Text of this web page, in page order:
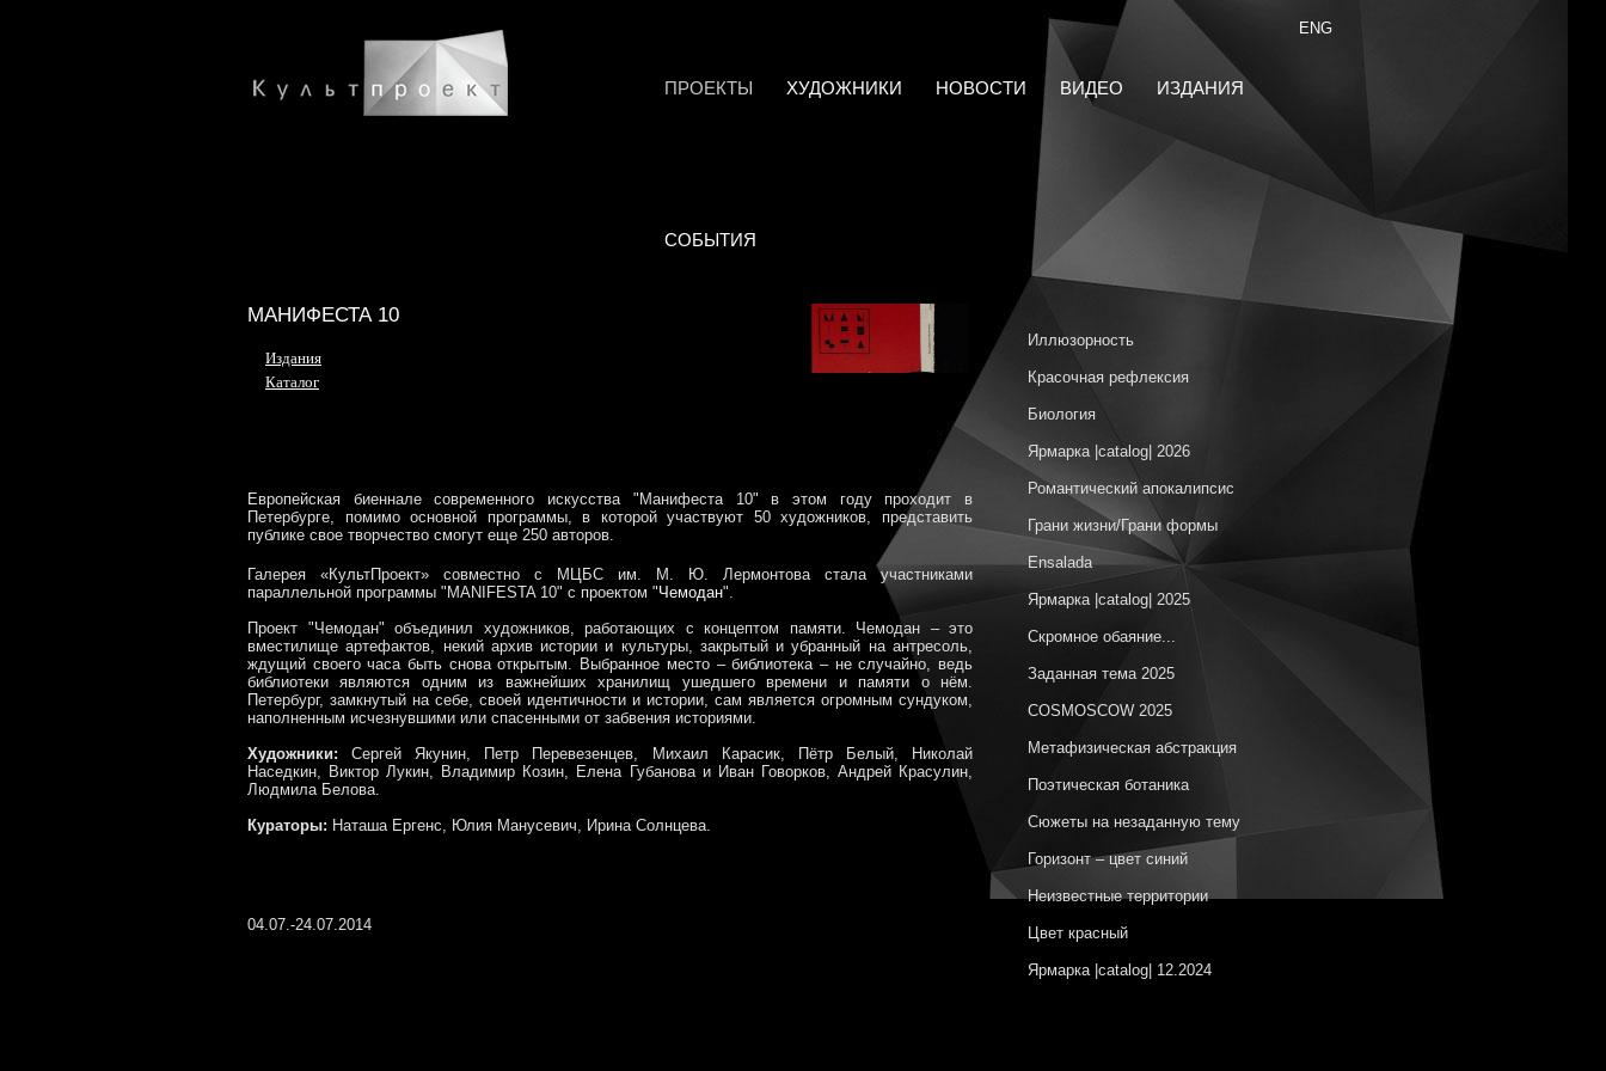
ENG
ПРОЕКТЫ ХУДОЖНИКИ НОВОСТИ ВИДЕО ИЗДАНИЯ
СОБЫТИЯ
МАНИФЕСТА 10
Издания
Каталог
Европейская биеннале современного искусства "Манифеста 10" в этом году проходит в
Петербурге, помимо основной программы, в которой участвуют 50 художников, представить
публике свое творчество смогут еще 250 авторов.
Галерея «КультПроект» совместно с МЦБС им. М. Ю. Лермонтова стала участниками
параллельной программы "MANIFESTA 10" с проектом "Чемодан".
Проект "Чемодан" объединил художников, работающих с концептом памяти. Чемодан – это
вместилище артефактов, некий архив истории и культуры, закрытый и убранный на антресоль,
ждущий своего часа быть снова открытым. Выбранное место – библиотека – не случайно, ведь
библиотеки являются одним из важнейших хранилищ ушедшего времени и памяти о нём.
Петербург, замкнутый на себе, своей идентичности и истории, сам является огромным сундуком,
наполненным исчезнувшими или спасенными от забвения историями.
Художники: Сергей Якунин, Петр Перевезенцев, Михаил Карасик, Пётр Белый, Николай
Наседкин, Виктор Лукин, Владимир Козин, Елена Губанова и Иван Говорков, Андрей Красулин,
Людмила Белова.
Кураторы: Наташа Ергенс, Юлия Манусевич, Ирина Солнцева.
04.07.-24.07.2014
Иллюзорность
Красочная рефлексия
Биология
Ярмарка |catalog| 2026
Романтический апокалипсис
Грани жизни/Грани формы
Ensalada
Ярмарка |catalog| 2025
Скромное обаяние...
Заданная тема 2025
COSMOSCOW 2025
Метафизическая абстракция
Поэтическая ботаника
Сюжеты на незаданную тему
Горизонт – цвет синий
Неизвестные территории
Цвет красный
Ярмарка |catalog| 12.2024